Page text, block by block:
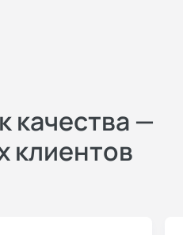
качества —
клиентов